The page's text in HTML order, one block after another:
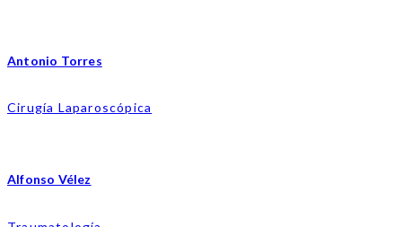
Antonio Torres
Cirugía Laparoscópica
Alfonso Vélez